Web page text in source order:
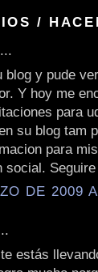
/
y pude
Y hoy me
para
su blog tam
para
social.
DE 2009
estás